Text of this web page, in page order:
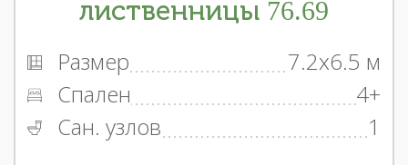
лиственницы 76.69
Размер
7.2x6.5 м
Спален
4+
Сан. узлов
1